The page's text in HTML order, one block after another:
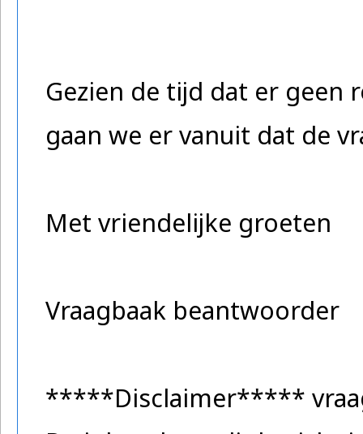
Gezien de tijd dat er geen
gaan we er vanuit dat de
Met vriendelijke groeten
Vraagbaak beantwoorder
*****Disclaimer*****